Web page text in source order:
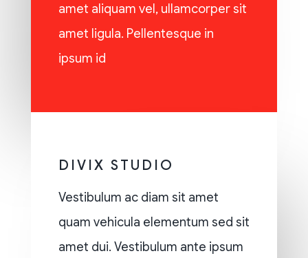
amet aliquam vel, ullamcorper sit
amet ligula. Pellentesque in
ipsum id
DIVIX STUDIO
Vestibulum ac diam sit amet
quam vehicula elementum sed sit
amet dui. Vestibulum ante ipsum